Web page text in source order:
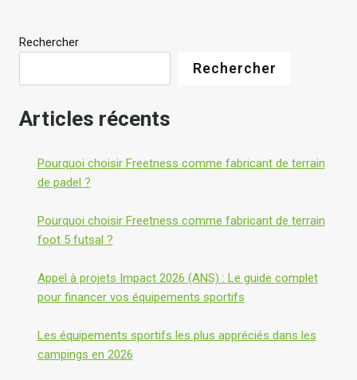
Rechercher
Rechercher
Articles récents
Pourquoi choisir Freetness comme fabricant de terrain
de padel ?
Pourquoi choisir Freetness comme fabricant de terrain
foot 5 futsal ?
Appel à projets Impact 2026 (ANS) : Le guide complet
pour financer vos équipements sportifs
Les équipements sportifs les plus appréciés dans les
campings en 2026